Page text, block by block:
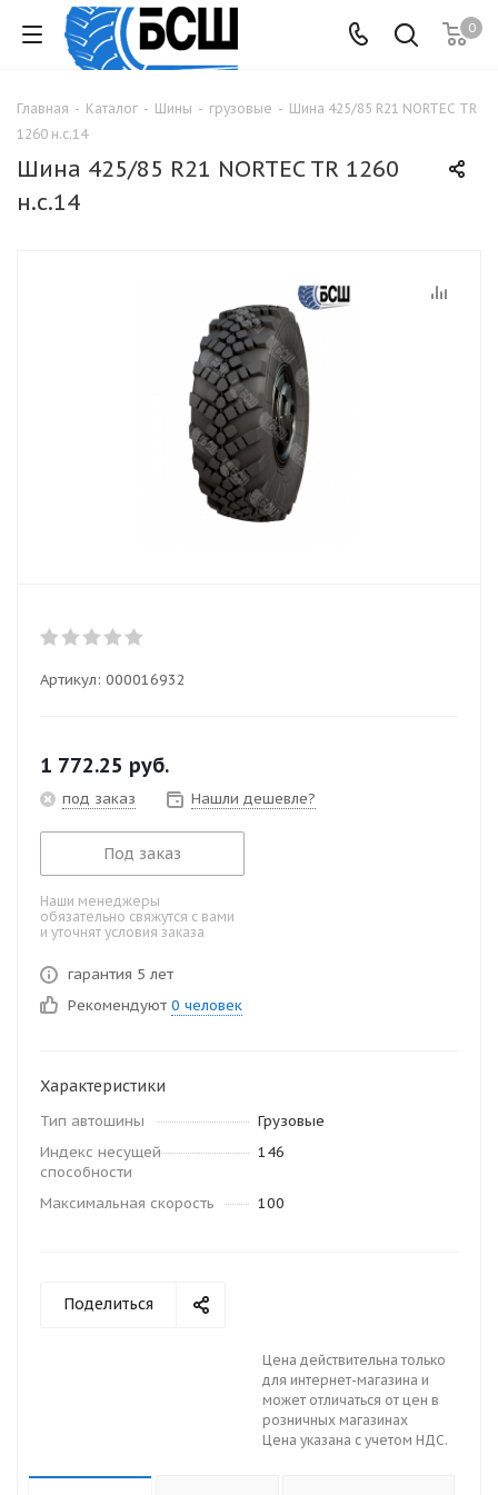
0
Главная - Каталог - Шины - грузовые - Шина 425/85 R21 NORTEC TR
1260 н.с.14
Шина 425/85 R21 NORTEC TR 1260
н.с.14
Артикул: 000016932
1 772.25 руб.
под заказ Нашли дешевле?
Под заказ
Наши менеджеры
обязательно свяжутся с вами
и уточнят условия заказа
гарантия 5 лет
Рекомендуют 0 человек
Характеристики
Тип автошины
Грузовые
Индекс несущей
способности
146
Максимальная скорость 100
Поделиться
Цена действительна только
для интернет-магазина и
может отличаться от цен в
розничных магазинах
Цена указана с учетом НДС.